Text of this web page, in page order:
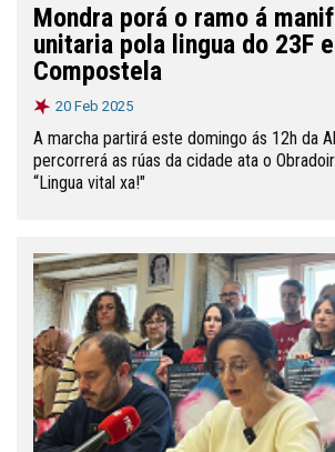
Mondra porá o ramo á
unitaria pola lingua do 23F
Compostela
20 Feb 2025
A marcha partirá este domingo ás 12h da
percorrerá as rúas da cidade ata o
“Lingua vital xa!"